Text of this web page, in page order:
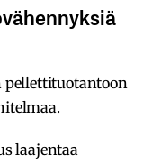
pellettituotantoon
laajentaa